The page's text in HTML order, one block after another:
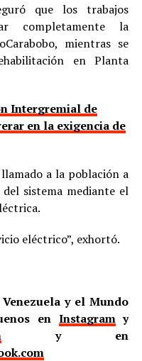
que los trabajos
completamente la
mientras se
en Planta
Intergremial de
en la exigencia de
a la población a
sistema mediante el
eléctrico”, exhortó.
y el Mundo
en Instagramy
y en